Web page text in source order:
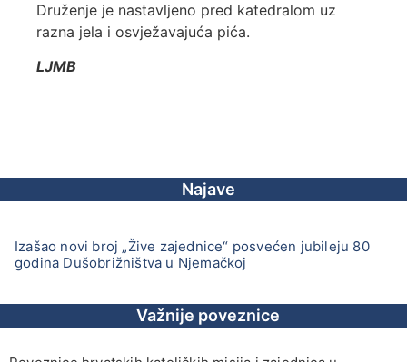
Druženje je nastavljeno pred katedralom uz
razna jela i osvježavajuća pića.
LJMB
Najave
Izašao novi broj „Žive zajednice“ posvećen jubileju 80
godina Dušobrižništva u Njemačkoj
Važnije poveznice